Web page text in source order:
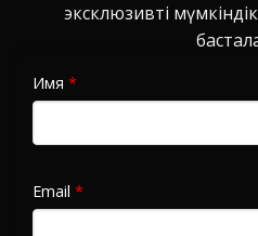
эксклюзивті
Имя *
Email *